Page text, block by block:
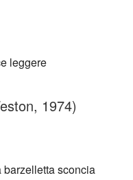
1974)
sconcia